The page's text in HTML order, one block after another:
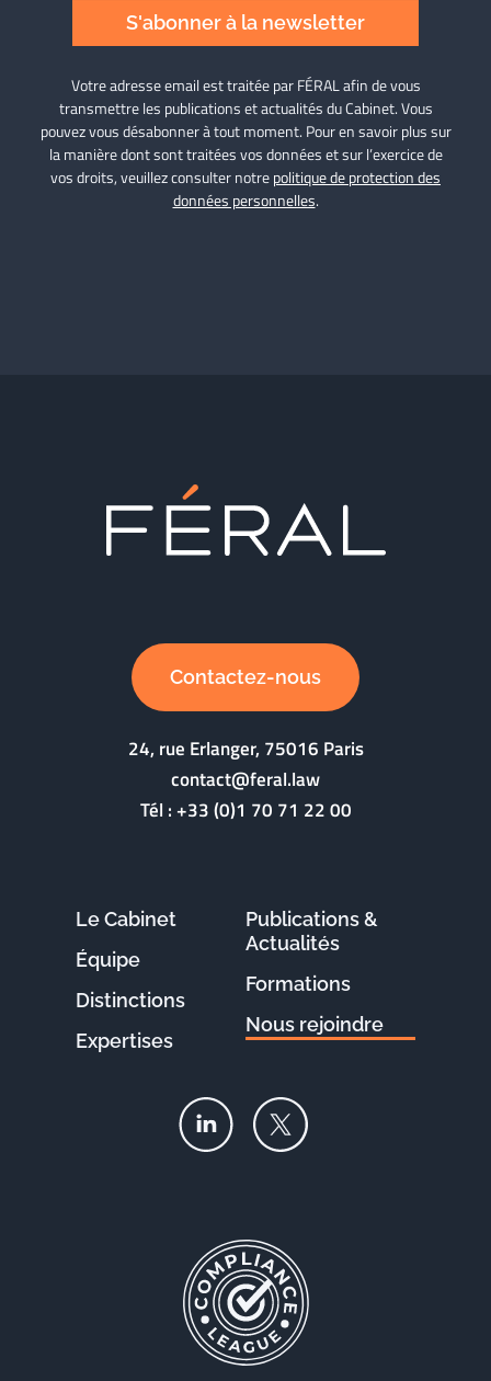
S'abonner à la newsletter
Votre adresse email est traitée par FÉRAL afin de vous
transmettre les publications et actualités du Cabinet. Vous
pouvez vous désabonner à tout moment. Pour en savoir plus sur
la manière dont sont traitées vos données et sur l’exercice de
vos droits, veuillez consulter notrepolitique de protection des
données personnelles.
Contactez-nous
24, rue Erlanger, 75016 Paris
contact@feral.law
Tél :+33 (0)1 70 71 22 00
Le Cabinet
Équipe
Distinctions
Expertises
Publications &
Actualités
Formations
Nous rejoindre